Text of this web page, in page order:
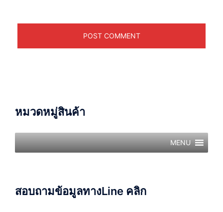
หมวดหมู่สินค้า
MENU
สอบถามข้อมูลทางLine คลิก